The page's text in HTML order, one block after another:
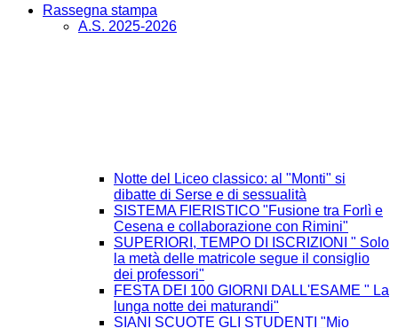
Rassegna stampa
A.S. 2025-2026
Notte del Liceo classico: al "Monti" si
dibatte di Serse e di sessualità
SISTEMA FIERISTICO "Fusione tra Forlì e
Cesena e collaborazione con Rimini"
SUPERIORI, TEMPO DI ISCRIZIONI " Solo
la metà delle matricole segue il consiglio
dei professori"
FESTA DEI 100 GIORNI DALL'ESAME " La
lunga notte dei maturandi"
SIANI SCUOTE GLI STUDENTI "Mio